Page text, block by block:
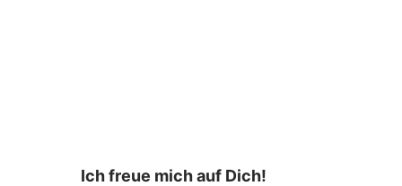
Ich freue mich auf Dich!